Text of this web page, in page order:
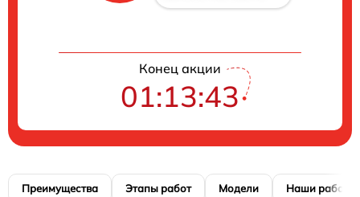
Конец акции
01:13:42
Преимущества Этапы работ Модели Наши работы